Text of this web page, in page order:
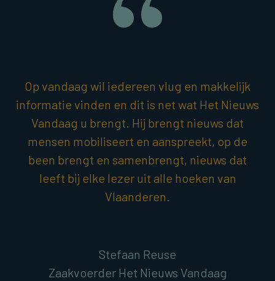
Op vandaag wil iedereen vlug en makkelijk
informatie vinden en dit is net wat Het Nieuws
Vandaag u brengt. Hij brengt nieuws dat
mensen mobiliseert en aanspreekt, op de
been brengt en samenbrengt, nieuws dat
leeft bij elke lezer uit alle hoeken van
Vlaanderen.
Stefaan Reuse
Zaakvoerder Het Nieuws Vandaag